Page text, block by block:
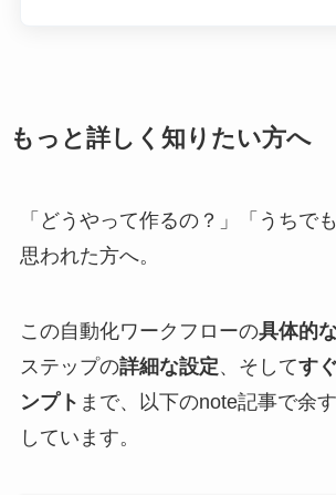
もっと詳しく知りたい方へ
「どうやって作るの？」「うちで
思われた方へ。
この自動化ワークフローの具体的
ステップの詳細な設定、そしてす
ンプト まで、以下のnote記事で余
しています。